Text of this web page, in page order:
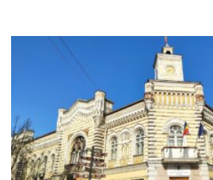
SUSȚINE